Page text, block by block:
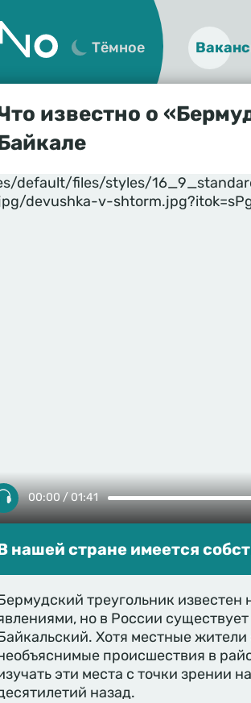
Тёмное
О
нас
известно о
default/files/styles/
devushka-v-
00:00 / 01:41
нашей стране имеется
треугольник
но в России
Хотя местные
происшествия в
эти места с точки зрении
назад.